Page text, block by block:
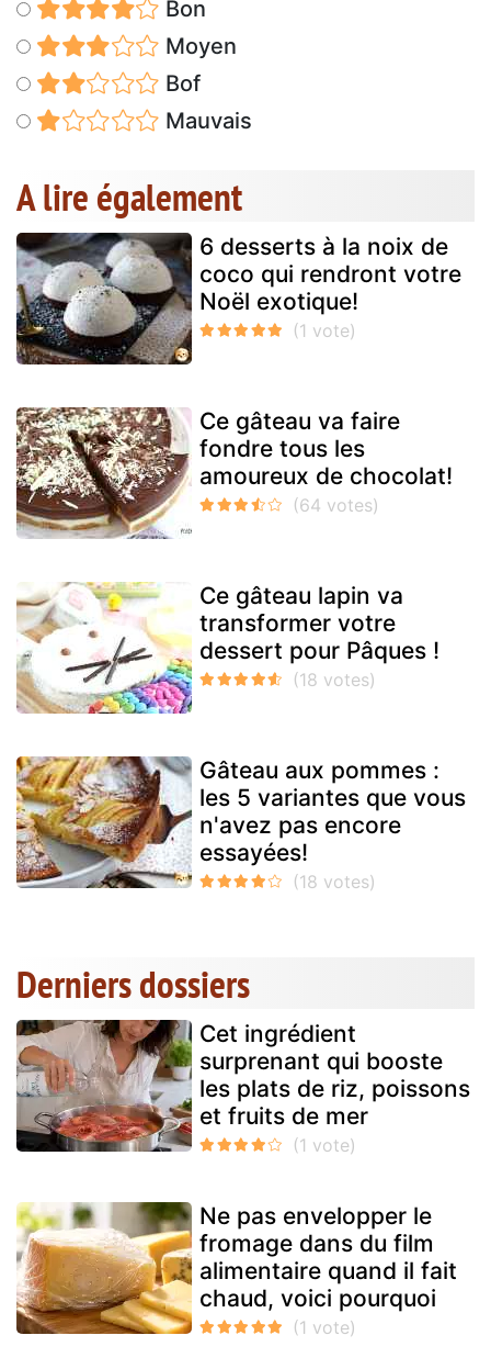
Bon
Moyen
Bof
Mauvais
A lire également
6 desserts à la noix de
coco qui rendront votre
Noël exotique!
Ce gâteau va faire
fondre tous les
amoureux de chocolat!
Ce gâteau lapin va
transformer votre
dessert pour Pâques !
Gâteau aux pommes :
les 5 variantes que vous
n'avez pas encore
essayées!
Derniers dossiers
Cet ingrédient
surprenant qui booste
les plats de riz, poissons
et fruits de mer
Ne pas envelopper le
fromage dans du film
alimentaire quand il fait
chaud, voici pourquoi